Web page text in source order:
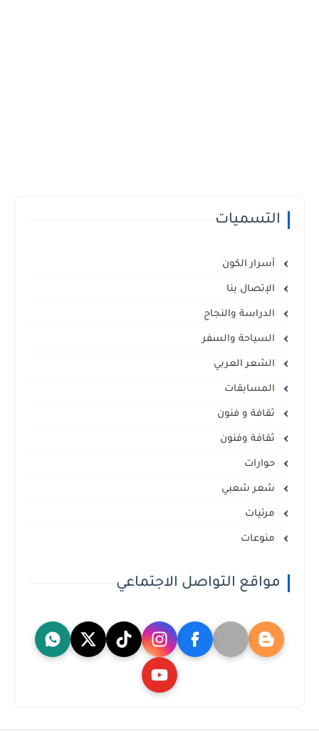
التسميات
أسرار الكون
الإتصال بنا
الدراسة والنجاح
السياحة والسفر
الشعر العربي
المسابقات
ثقافة و فنون
ثقافة وفنون
حوارات
شعر شعبي
مرئيات
منوعات
مواقع التواصل الاجتماعي